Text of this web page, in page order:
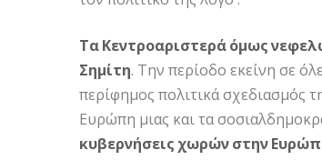
Τα Κεντροαριστερά όμως
Σημίτη. Την περίοδο εκείνη σε
περίφημος πολιτικά σχεδιασμός
Ευρώπη μιας και τα
κυβερνήσεις χωρών στην